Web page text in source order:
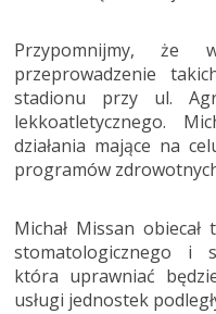
Przypomnijmy, że
przeprowadzenie
stadionu przy ul.
lekkoatletycznego.
działania mające na
programów
Michał Missan
stomatologicznego i
która uprawniać
usługi jednostek